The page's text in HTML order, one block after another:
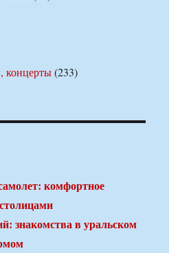
концерты(233)
комфортное
знакомства в уральском